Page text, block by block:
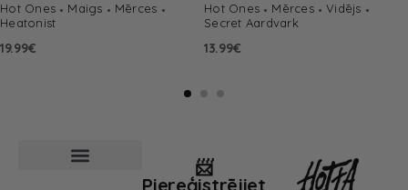
Hot Ones Maigs
Mērces
Heatonist
19.99€
Hot Ones Mērces
Vidējs
Secret Aardvark
13.99€
📨
Piereģistrējiet